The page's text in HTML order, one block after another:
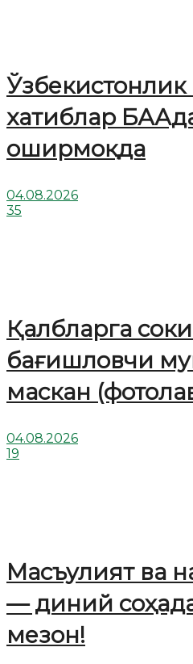
хатиблар
оширмоқда
04.08.2026
35
Қалбларга
бағишловчи
маскан
04.08.2026
19
Масъулият ва
— диний
мезон!